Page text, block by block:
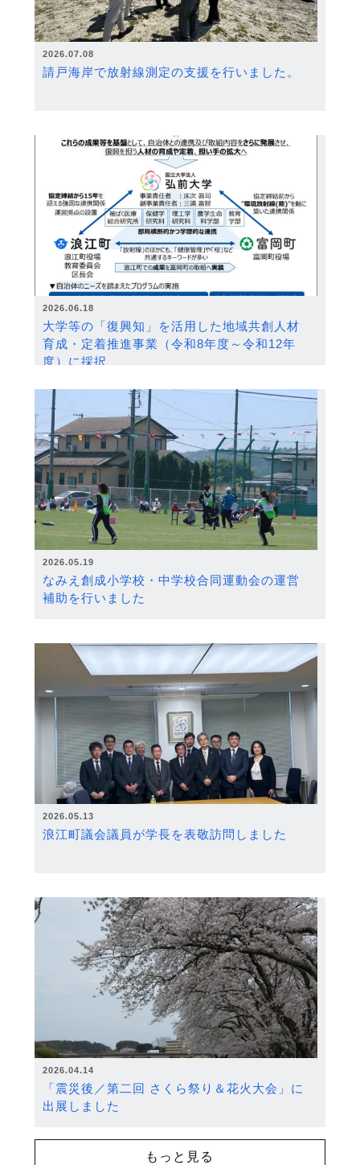
2026.07.08
請戸海岸で放射線測定の支援を行いました。
2026.06.18
大学等の「復興知」を活用した地域共創人材
育成・定着推進事業（令和8年度～令和12年
度）に採択
2026.05.19
なみえ創成小学校・中学校合同運動会の運営
補助を行いました
2026.05.13
浪江町議会議員が学長を表敬訪問しました
2026.04.14
「震災後／第二回 さくら祭り＆花火大会」に
出展しました
もっと見る